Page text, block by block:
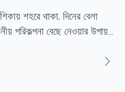
শহরে থাকা, দিনের বেলা
পরিকল্পনা বেছে নেওয়ার উপায়